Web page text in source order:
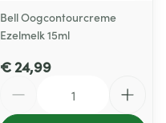
Bell Oogcontourcreme
Ezelmelk 15ml
€ 24,99